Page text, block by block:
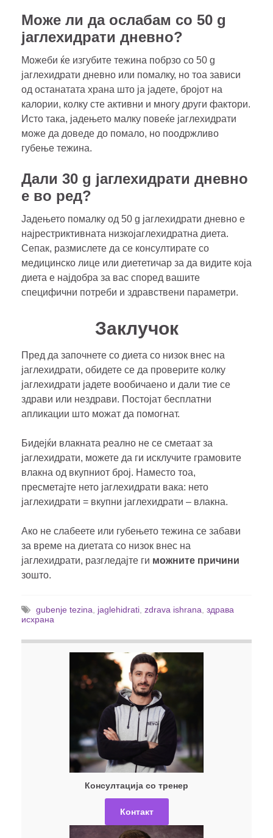
Може ли да ослабам со 50 g
јаглехидрати дневно?
Можеби ќе изгубите тежина побрзо со 50 g
јаглехидрати дневно или помалку, но тоа зависи
од останатата храна што ја јадете, бројот на
калории, колку сте активни и многу други фактори.
Исто така, јадењето малку повеќе јаглехидрати
може да доведе до помало, но поодржливо
губење тежина.
Дали 30 g јаглехидрати дневно
е во ред?
Јадењето помалку од 50 g јаглехидрати дневно е
најрестриктивната низкојаглехидратна диета.
Сепак, размислете да се консултирате со
медицинско лице или диететичар за да видите која
диета е најдобра за вас според вашите
специфични потреби и здравствени параметри.
Заклучок
Пред да започнете со диета со низок внес на
јаглехидрати, обидете се да проверите колку
јаглехидрати јадете вообичаено и дали тие се
здрави или нездрави. Постојат бесплатни
апликации што можат да помогнат.
Бидејќи влакната реално не се сметаат за
јаглехидрати, можете да ги исклучите грамовите
влакна од вкупниот број. Наместо тоа,
пресметајте нето јаглехидрати вака: нето
јаглехидрати = вкупни јаглехидрати – влакна.
Ако не слабеете или губењето тежина се забави
за време на диетата со низок внес на
јаглехидрати, разгледајте ги можните причини
зошто.
gubenje tezina jaglehidrati zdrava ishrana здрава
исхрана
Консултација со тренер
Контакт